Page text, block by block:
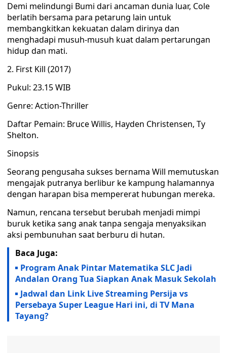
Demi melindungi Bumi dari ancaman dunia luar, Cole
berlatih bersama para petarung lain untuk
membangkitkan kekuatan dalam dirinya dan
menghadapi musuh-musuh kuat dalam pertarungan
hidup dan mati.
2. First Kill (2017)
Pukul: 23.15 WIB
Genre: Action-Thriller
Daftar Pemain: Bruce Willis, Hayden Christensen, Ty
Shelton.
Sinopsis
Seorang pengusaha sukses bernama Will memutuskan
mengajak putranya berlibur ke kampung halamannya
dengan harapan bisa mempererat hubungan mereka.
Namun, rencana tersebut berubah menjadi mimpi
buruk ketika sang anak tanpa sengaja menyaksikan
aksi pembunuhan saat berburu di hutan.
Baca Juga:
Program Anak Pintar Matematika SLC Jadi
Andalan Orang Tua Siapkan Anak Masuk Sekolah
Jadwal dan Link Live Streaming Persija vs
Persebaya Super League Hari ini, di TV Mana
Tayang?